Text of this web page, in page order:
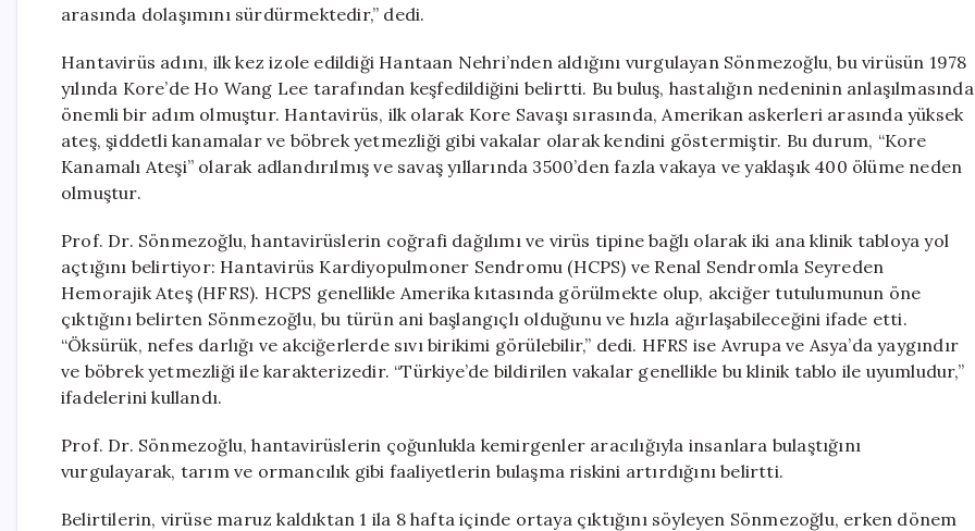
arasında dolaşımını sürdürmektedir,” dedi.
Hantavirüs adını, ilk kez izole edildiği Hantaan Nehri’nden aldığını vurgulayan Sönmezoğlu, bu virüsün 1978
yılında Kore’de Ho Wang Lee tarafından keşfedildiğini belirtti. Bu buluş, hastalığın nedeninin anlaşılmasında
önemli bir adım olmuştur. Hantavirüs, ilk olarak Kore Savaşı sırasında, Amerikan askerleri arasında yüksek
ateş, şiddetli kanamalar ve böbrek yetmezliği gibi vakalar olarak kendini göstermiştir. Bu durum, “Kore
Kanamalı Ateşi” olarak adlandırılmış ve savaş yıllarında 3500’den fazla vakaya ve yaklaşık 400 ölüme neden
olmuştur.
Prof. Dr. Sönmezoğlu, hantavirüslerin coğrafi dağılımı ve virüs tipine bağlı olarak iki ana klinik tabloya yol
açtığını belirtiyor: Hantavirüs Kardiyopulmoner Sendromu (HCPS) ve Renal Sendromla Seyreden
Hemorajik Ateş (HFRS). HCPS genellikle Amerika kıtasında görülmekte olup, akciğer tutulumunun öne
çıktığını belirten Sönmezoğlu, bu türün ani başlangıçlı olduğunu ve hızla ağırlaşabileceğini ifade etti.
“Öksürük, nefes darlığı ve akciğerlerde sıvı birikimi görülebilir,” dedi. HFRS ise Avrupa ve Asya’da yaygındır
ve böbrek yetmezliği ile karakterizedir. “Türkiye’de bildirilen vakalar genellikle bu klinik tablo ile uyumludur,”
ifadelerini kullandı.
Prof. Dr. Sönmezoğlu, hantavirüslerin çoğunlukla kemirgenler aracılığıyla insanlara bulaştığını
vurgulayarak, tarım ve ormancılık gibi faaliyetlerin bulaşma riskini artırdığını belirtti.
Belirtilerin, virüse maruz kaldıktan 1 ila 8 hafta içinde ortaya çıktığını söyleyen Sönmezoğlu, erken dönem